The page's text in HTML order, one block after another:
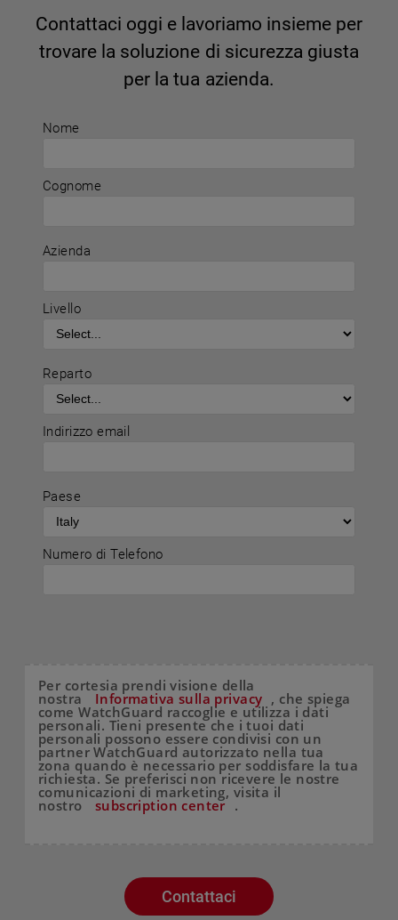
Nome
Cognome
Azienda
Livello
Reparto
Indirizzo email
Paese
Numero di Telefono
Per cortesia prendi visione della
nostra Informativa sulla privacy , che spiega
come WatchGuard raccoglie e utilizza i dati
personali. Tieni presente che i tuoi dati
personali possono essere condivisi con un
partner WatchGuard autorizzato nella tua
zona quando è necessario per soddisfare la tua
richiesta. Se preferisci non ricevere le nostre
comunicazioni di marketing, visita il
nostro subscription center .
Contattaci
Contattaci oggi e lavoriamo insieme per
trovare la soluzione di sicurezza giusta
per la tua azienda.